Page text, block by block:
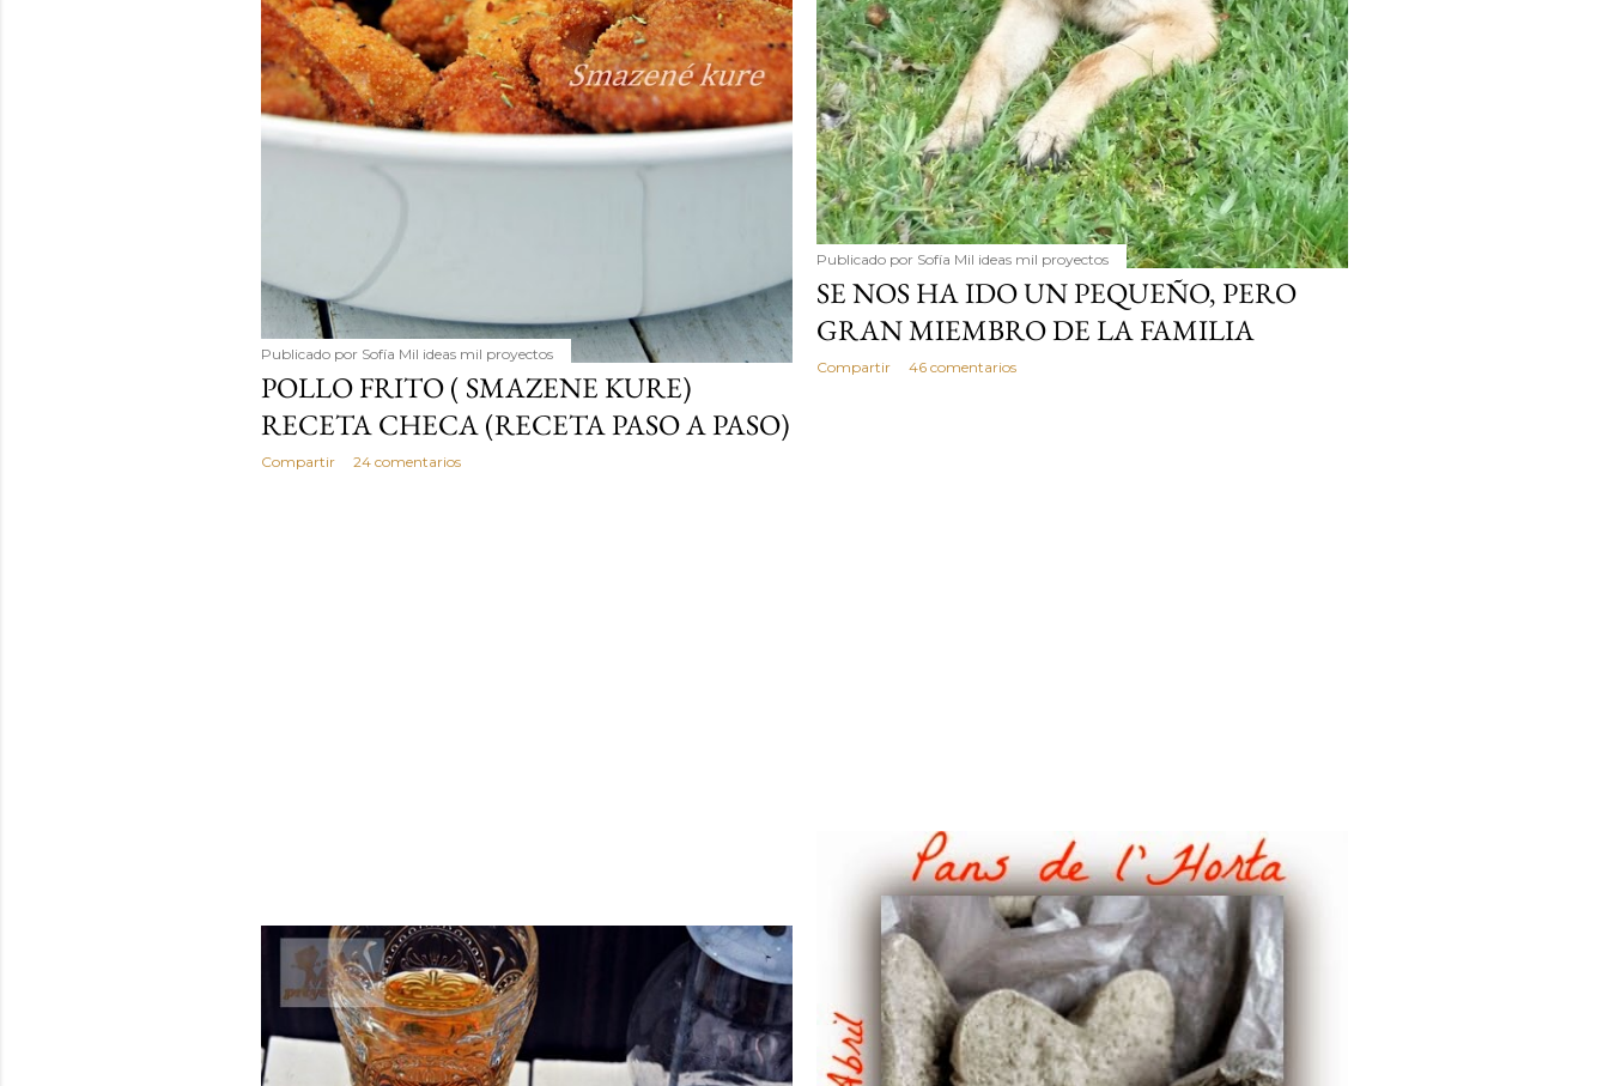
Publicado por Sofía Mil ideas mil proyectos
POLLO FRITO ( SMAZENE KURE)
RECETA CHECA (RECETA PASO A PASO)
Compartir 24 comentarios
Publicado por Sofía Mil ideas mil proyectos
SE NOS HA IDO UN PEQUEÑO, PERO
GRAN MIEMBRO DE LA FAMILIA
Compartir 46 comentarios